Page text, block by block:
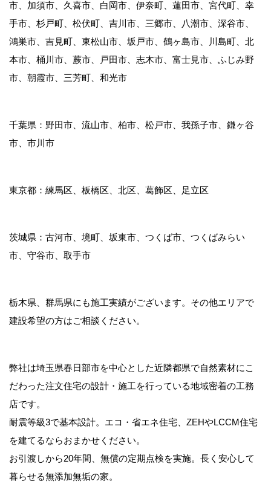
市、加須市、久喜市、白岡市、伊奈町、蓮田市、宮代町、幸
手市、杉戸町、松伏町、吉川市、三郷市、八潮市、深谷市、
鴻巣市、吉見町、東松山市、坂戸市、鶴ヶ島市、川島町、北
本市、桶川市、蕨市、戸田市、志木市、富士見市、ふじみ野
市、朝霞市、三芳町、和光市
千葉県：野田市、流山市、柏市、松戸市、我孫子市、鎌ヶ谷
市、市川市
東京都：練馬区、板橋区、北区、葛飾区、足立区
茨城県：古河市、境町、坂東市、つくば市、つくばみらい
市、守谷市、取手市
栃木県、群馬県にも施工実績がございます。その他エリアで
建設希望の方はご相談ください。
弊社は埼玉県春日部市を中心とした近隣都県で自然素材にこ
だわった注文住宅の設計・施工を行っている地域密着の工務
店です。
耐震等級3で基本設計。エコ・省エネ住宅、ZEHやLCCM住宅
を建てるならおまかせください。
お引渡しから20年間、無償の定期点検を実施。長く安心して
暮らせる無添加無垢の家。